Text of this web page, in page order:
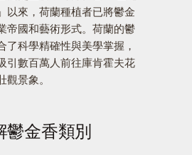
以來，荷蘭種植者已將鬱金
帝國和藝術形式。荷蘭的鬱
了科學精確性與美學掌握，
引數百萬人前往庫肯霍夫花
景象。
鬱金香類別